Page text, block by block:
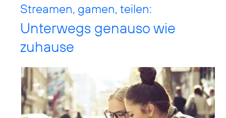
Streamen, gamen, teilen:
Unterwegs genauso wie
zuhause